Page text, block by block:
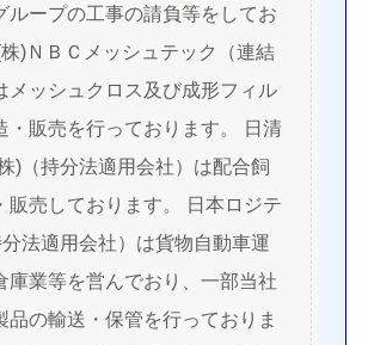
ループの工事の請負等をしてお
)ＮＢＣメッシュテック（連結
メッシュクロス及び成形フィル
・販売を行っております。 日清
)（持分法適用会社）は配合飼
販売しております。 日本ロジテ
分法適用会社）は貨物自動車運
庫業等を営んでおり、一部当社
品の輸送・保管を行っておりま